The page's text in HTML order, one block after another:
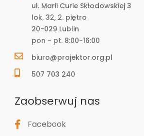
ul. Marii Curie Skłodowskiej 3
lok. 32, 2. piętro
20-029 Lublin
pon - pt. 8:00-16:00
biuro@projektor.org.pl
507 703 240
Zaobserwuj nas
Facebook